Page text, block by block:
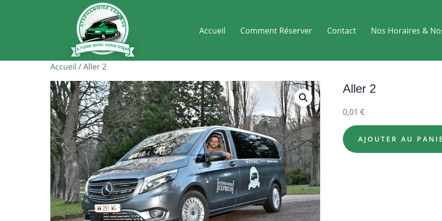
Accueil Comment Réserver Contact Nos Horaires &
Accueil / Aller 2
Aller 2
0,01 €
AJOUTER AU